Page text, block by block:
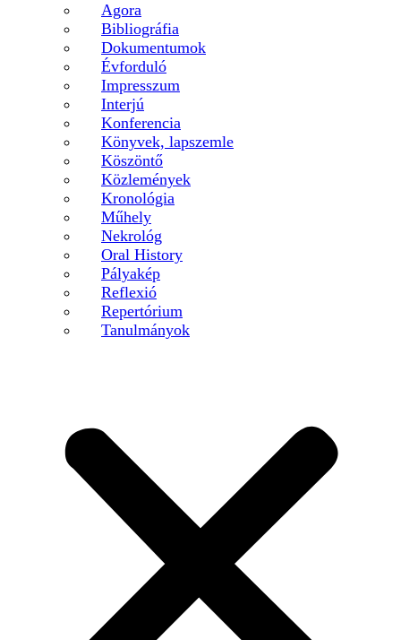
Agora
Bibliográfia
Dokumentumok
Évforduló
Impresszum
Interjú
Konferencia
Könyvek, lapszemle
Köszöntő
Közlemények
Kronológia
Műhely
Nekrológ
Oral History
Pályakép
Reflexió
Repertórium
Tanulmányok